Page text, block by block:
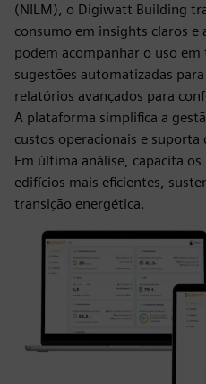
(NILM), o Digiwatt Building
consumo em insights claros e
podem acompanhar o uso
sugestões automatizadas
relatórios avançados para
A plataforma simplifica a
custos operacionais e suporta
Em última análise, capacita
edifícios mais eficientes,
transição energética.